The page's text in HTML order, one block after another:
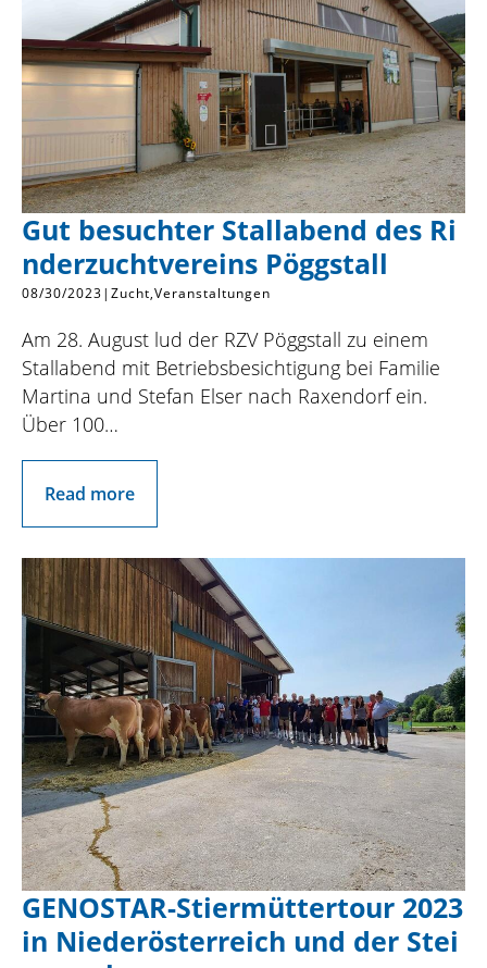
Gut besuchter Stallabend des Ri
nderzuchtvereins Pöggstall
08/30/2023| Zucht Veranstaltungen
Am 28. August lud der RZV Pöggstall zu einem
Stallabend mit Betriebsbesichtigung bei Familie
Martina und Stefan Elser nach Raxendorf ein.
Über 100…
Read more
GENOSTAR-Stiermüttertour 2023
in Niederösterreich und der Stei